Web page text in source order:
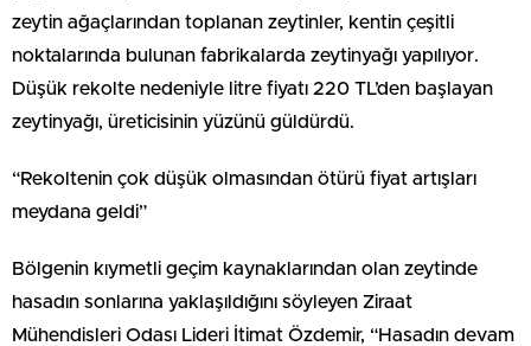
zeytin ağaçlarından toplanan zeytinler, kentin çeşitli
noktalarında bulunan fabrikalarda zeytinyağı yapılıyor.
Düşük rekolte nedeniyle litre fiyatı 220 TL’den başlayan
zeytinyağı, üreticisinin yüzünü güldürdü.
“Rekoltenin çok düşük olmasından ötürü fiyat artışları
meydana geldi”
Bölgenin kıymetli geçim kaynaklarından olan zeytinde
hasadın sonlarına yaklaşıldığını söyleyen Ziraat
Mühendisleri Odası Lideri İtimat Özdemir, “Hasadın devam